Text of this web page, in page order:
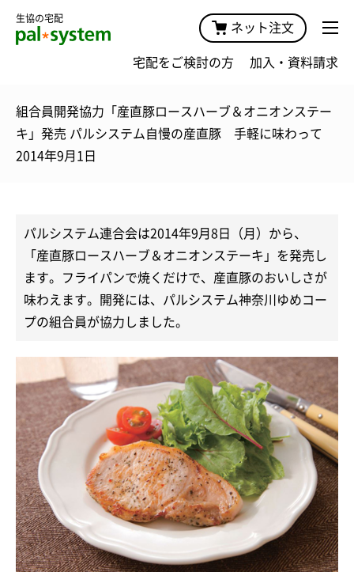
生協の宅配
ネット注文
宅配をご検討の方 加入・資料請求
組合員開発協力「産直豚ロースハーブ＆オニオンステー
キ」発売 パルシステム自慢の産直豚 手軽に味わって
2014年9月1日
パルシステム連合会は2014年9月8日（月）から、
「産直豚ロースハーブ＆オニオンステーキ」を発売し
ます。フライパンで焼くだけで、産直豚のおいしさが
味わえます。開発には、パルシステム神奈川ゆめコー
プの組合員が協力しました。